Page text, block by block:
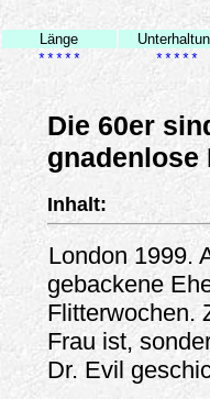
Länge
*****
*****
Die 60er
gnadenlose
Inhalt:
London 1999.
gebackene
Flitterwochen.
Frau ist,
Dr. Evil